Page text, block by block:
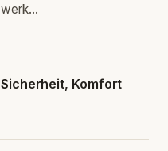
Komfort